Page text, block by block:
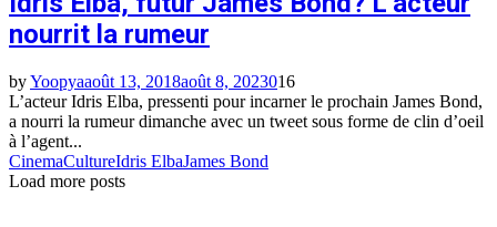
nourrit la rumeur
byYoopyaaoût 13, 2018août 8, 2023016
L’acteur Idris Elba, pressenti pour incarner le prochain James Bond,
a nourri la rumeur dimanche avec un tweet sous forme de clin d’oeil
à l’agent...
CinemaCultureIdris ElbaJames Bond
Load more posts